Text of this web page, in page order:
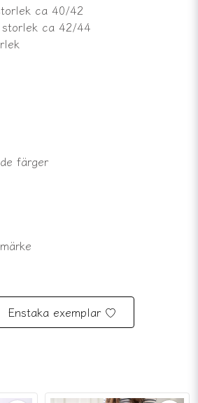
ca 40/42
storlek ca 42/44
färger
Enstaka exemplar ♡